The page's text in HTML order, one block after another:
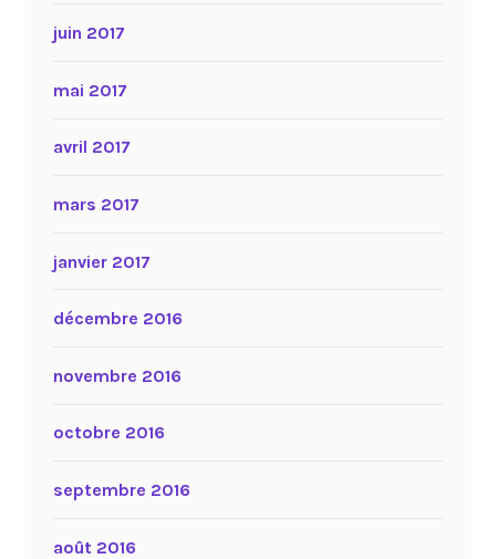
juin 2017
mai 2017
avril 2017
mars 2017
janvier 2017
décembre 2016
novembre 2016
octobre 2016
septembre 2016
août 2016